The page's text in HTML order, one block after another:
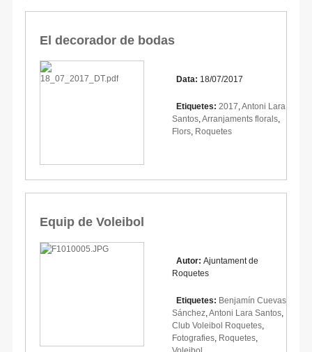
El decorador de bodas
Data: 18/07/2017
Etiquetes: 2017 Antoni Lara
Santos Arranjaments florals
Flors Roquetes
Equip de Voleibol
Autor: Ajuntament de
Roquetes
Etiquetes: Benjamín Cuevas
Sánchez Antoni Lara Santos
Club Voleibol Roquetes
Fotografies Roquetes